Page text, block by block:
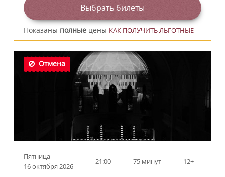
Выбрать билеты
Показаны полные цены КАК ПОЛУЧИТЬ ЛЬГОТНЫЕ
Отмена
Пятница
16 октября 2026
21:00 75 минут 12+